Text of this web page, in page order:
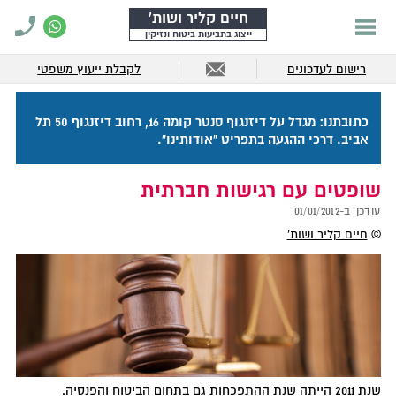
חיים קליר ושות'
ייצוג בתביעות ביטוח ונזיקין
רישום לעדכונים לקבלת ייעוץ משפטי
כתובתנו: מגדל על דיזנגוף סנטר קומה 16, רחוב דיזנגוף 50 תל
אביב. דרכי ההגעה בתפריט "אודותינו".
שופטים עם רגישות חברתית
עודכן ב-01/01/2012
© חיים קליר ושות'
שנת 2011 הייתה שנת ההתפכחות גם בתחום הביטוח והפנסיה.